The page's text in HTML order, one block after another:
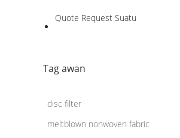
Quote Request Suatu
Tag awan
disc filter
meltblown nonwoven fabric